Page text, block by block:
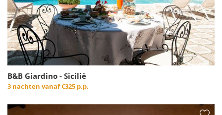
B&B Giardino - Sicilië
3 nachten vanaf€325 p.p.